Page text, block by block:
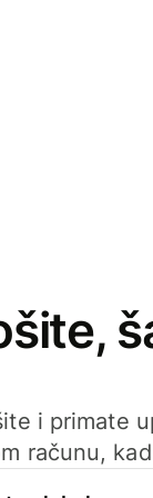
i primate
računu,